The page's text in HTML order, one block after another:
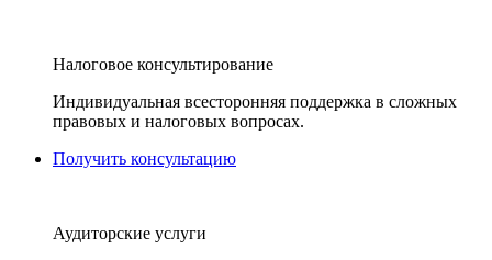
Налоговое консультирование
Индивидуальная всесторонняя поддержка в сложных
правовых и налоговых вопросах.
Получить консультацию
Аудиторские услуги